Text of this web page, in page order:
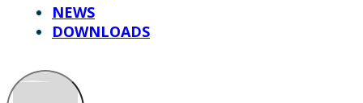
NEWS
DOWNLOADS